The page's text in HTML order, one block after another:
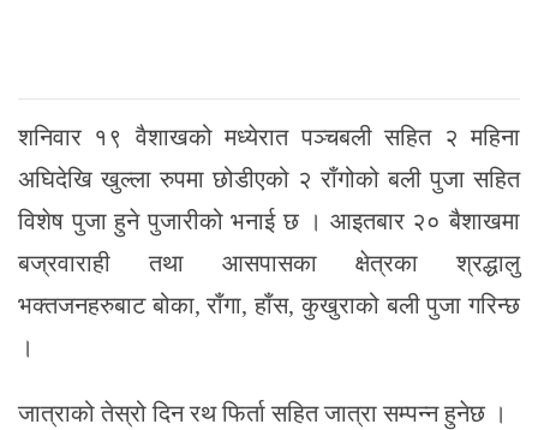
शनिवार १९ वैशाखको मध्येरात पञ्चबली सहित २ महिना
अघिदेखि खुल्ला रुपमा छोडीएको २ राँगोको बली पुजा सहित
विशेष पुजा हुने पुजारीको भनाई छ । आइतबार २० बैशाखमा
बज्रवाराही तथा आसपासका क्षेत्रका श्रद्धालु
भक्तजनहरुबाट बोका, राँगा, हाँस, कुखुराको बली पुजा गरिन्छ
।
जात्राको तेस्रो दिन रथ फिर्ता सहित जात्रा सम्पन्न हुनेछ ।